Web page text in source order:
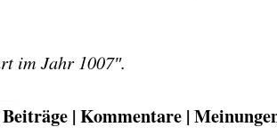
im Jahr 1007″.
| Kommentare |